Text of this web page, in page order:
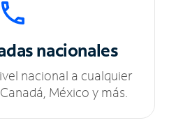
nacionales
nacional a cualquier
México y más.